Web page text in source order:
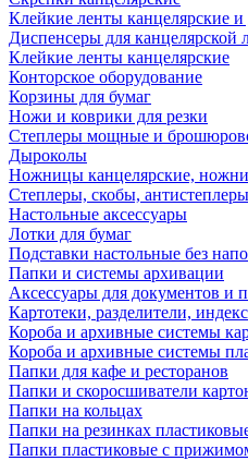
Клейкие ленты канцелярские
Диспенсеры для канцелярской
Клейкие ленты канцелярские
Конторское оборудование
Корзины для бумаг
Ножи и коврики для резки
Степлеры мощные и
Дыроколы
Ножницы канцелярские,
Степлеры, скобы, антистеплеры
Настольные аксессуары
Лотки для бумаг
Подставки настольные без
Папки и системы архивации
Аксессуары для документов и
Картотеки, разделители,
Короба и архивные системы
Короба и архивные системы
Папки для кафе и ресторанов
Папки и скоросшиватели
Папки на кольцах
Папки на резинках
Папки пластиковые с